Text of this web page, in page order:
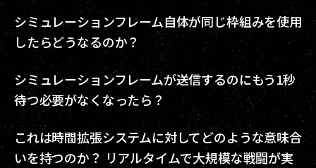
シミュレーションフレーム自体が同じ枠組みを使用
したらどうなるのか？
シミュレーションフレームが送信するのにもう1秒
待つ必要がなくなったら？
これは時間拡張システムに対してどのような意味合
いを持つのか？ リアルタイムで大規模な戦闘が実